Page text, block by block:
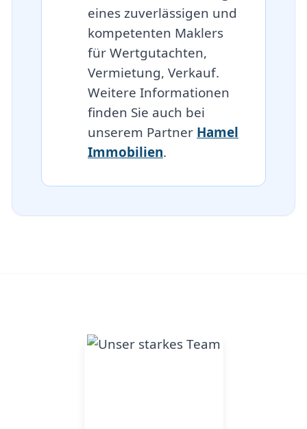
eines zuverlässigen und
kompetenten Maklers
für Wertgutachten,
Vermietung, Verkauf.
Weitere Informationen
finden Sie auch bei
unserem Partner Hamel
Immobilien.